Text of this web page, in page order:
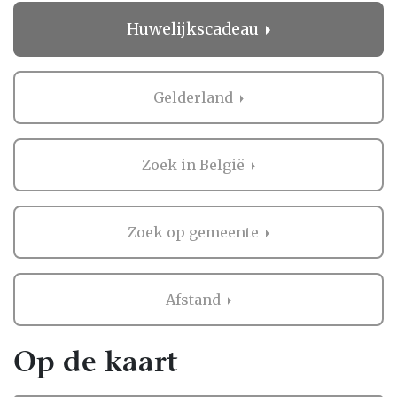
geeft rust in een drukke periode!
Wat anderen zeggen over
Huwelijkscadeau in Gelderland
het is logisch dat je graag wilt weten wat
anderen vinden. Daarom biedt Bruiloft.nl je
de mogelijkheid om beoordelingen te lezen
de professionals in Gelderland.
Deze ervaringen zijn waardevol, omdat ze je
een eerlijk beeld geven van wat je kunt
verwachten. Als er nog geen beoordelingen
zijn, kan dat ook een kans zijn. Misschien
mogen jullie wel de eerste zijn die een review
achterlaat! Zo help je niet alleen andere
bruidsparen, maar creëer je ook een
Huwelijkscadeau
Gelderland
Zoek in België
Zoek op gemeente
Afstand
Op de kaart